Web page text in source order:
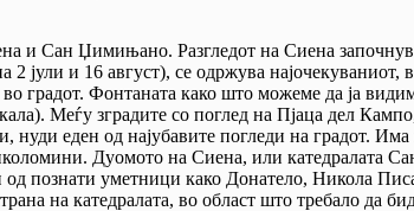
и Сан Џимињано. Разгледот на Сиена
јули и 16 август), се одржува
градот. Фонтаната како што можеме да ја
Меѓу зградите со поглед на Пјаца дел
нуди еден од најубавите погледи на градот.
Дуомото на Сиена, или катедралата
од познати уметници како Донатело, Никола
на катедралата, во област што требало да